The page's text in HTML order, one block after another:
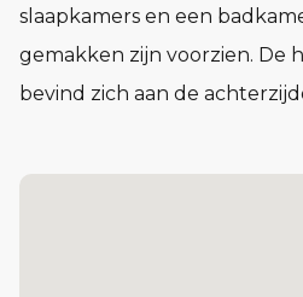
slaapkamers en een
gemakken zijn voorzien. De
bevind zich aan de
de tuin.